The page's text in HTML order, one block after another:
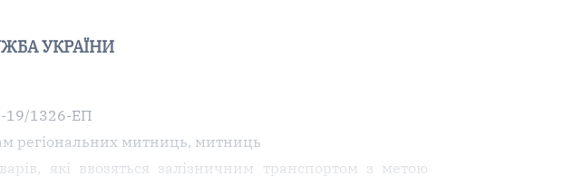
УКРАЇНИ
19/1326-ЕП
регіональних митниць, митниць
які ввозяться залізничним транспортом з метою